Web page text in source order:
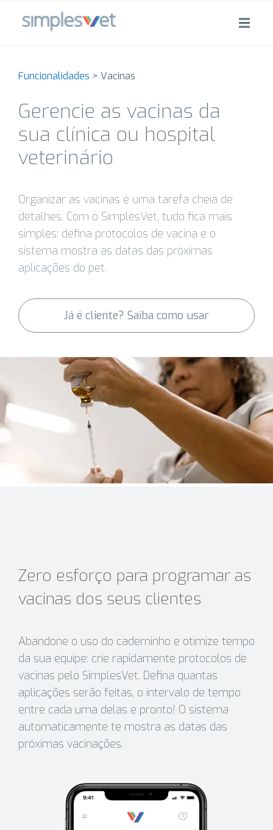
Funcionalidades > Vacinas
Gerencie as vacinas da
sua clínica ou hospital
veterinário
Organizar as vacinas é uma tarefa cheia de
detalhes. Com o SimplesVet, tudo fica mais
simples: defina protocolos de vacina e o
sistema mostra as datas das próximas
aplicações do pet.
Já é cliente? Saiba como usar
Zero esforço para programar as
vacinas dos seus clientes
Abandone o uso do caderninho e otimize tempo
da sua equipe: crie rapidamente protocolos de
vacinas pelo SimplesVet. Defina quantas
aplicações serão feitas, o intervalo de tempo
entre cada uma delas e pronto! O sistema
automaticamente te mostra as datas das
próximas vacinações.